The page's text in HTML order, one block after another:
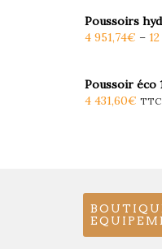
Poussoirs
4 951,74€ –
Poussoir éco
4 431,60€ TTC